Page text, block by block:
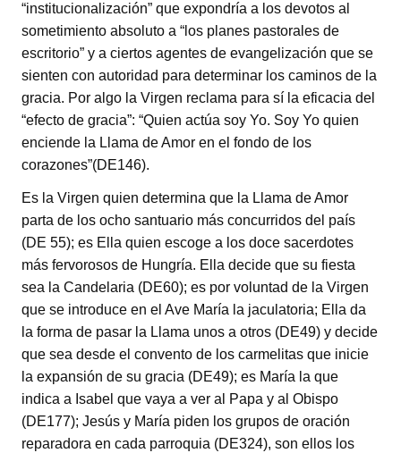
“institucionalización” que expondría a los devotos al
sometimiento absoluto a “los planes pastorales de
escritorio” y a ciertos agentes de evangelización que se
sienten con autoridad para determinar los caminos de la
gracia. Por algo la Virgen reclama para sí la eficacia del
“efecto de gracia”: “Quien actúa soy Yo. Soy Yo quien
enciende la Llama de Amor en el fondo de los
corazones”(DE146).
Es la Virgen quien determina que la Llama de Amor
parta de los ocho santuario más concurridos del país
(DE 55); es Ella quien escoge a los doce sacerdotes
más fervorosos de Hungría. Ella decide que su fiesta
sea la Candelaria (DE60); es por voluntad de la Virgen
que se introduce en el Ave María la jaculatoria; Ella da
la forma de pasar la Llama unos a otros (DE49) y decide
que sea desde el convento de los carmelitas que inicie
la expansión de su gracia (DE49); es María la que
indica a Isabel que vaya a ver al Papa y al Obispo
(DE177); Jesús y María piden los grupos de oración
reparadora en cada parroquia (DE324), son ellos los